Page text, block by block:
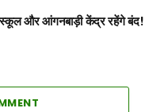
और आंगनबाड़ी केंद्र रहेंगे बंद!